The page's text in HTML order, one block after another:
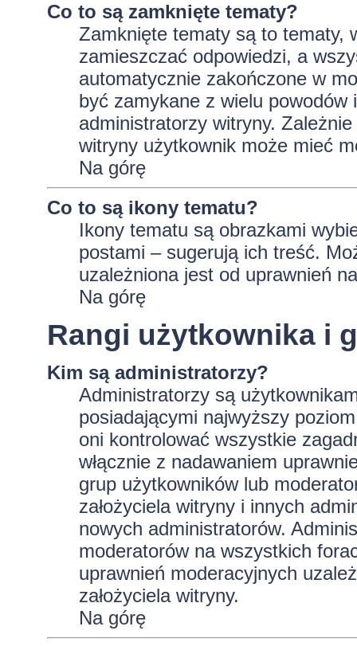
Co to są zamknięte tematy?
Zamknięte tematy są to tematy,
zamieszczać odpowiedzi, a
automatycznie zakończone w
być zamykane z wielu
administratorzy witryny.
witryny użytkownik może mieć
Na górę
Co to są ikony tematu?
Ikony tematu są obrazkami
postami – sugerują ich treść.
uzależniona jest od uprawnień
Na górę
Rangi użytkownika i
Kim są administratorzy?
Administratorzy są
posiadającymi najwyższy
oni kontrolować wszystkie
włącznie z nadawaniem
grup użytkowników lub
założyciela witryny i innych
nowych administratorów.
moderatorów na wszystkich
uprawnień moderacyjnych
założyciela witryny.
Na górę